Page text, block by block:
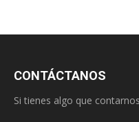
CONTÁCTANOS
Si tienes algo que